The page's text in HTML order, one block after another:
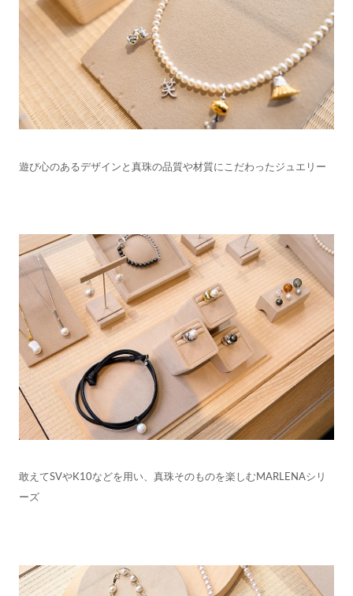
遊び心のあるデザインと真珠の品質や材質にこだわったジュエリー
敢えてSVやK10などを用い、真珠そのものを楽しむMARLENAシリ
ーズ